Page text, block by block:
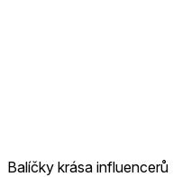
Balíčky krása influencerů